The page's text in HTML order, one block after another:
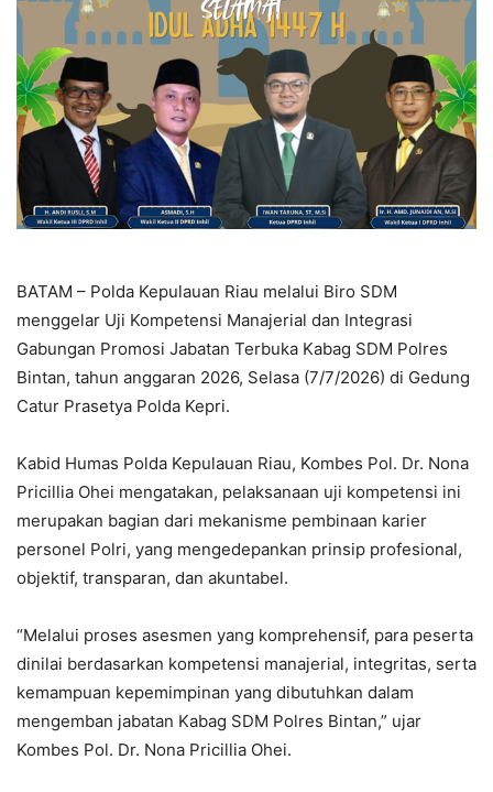
BATAM – Polda Kepulauan Riau melalui Biro SDM
menggelar Uji Kompetensi Manajerial dan Integrasi
Gabungan Promosi Jabatan Terbuka Kabag SDM Polres
Bintan, tahun anggaran 2026, Selasa (7/7/2026) di Gedung
Catur Prasetya Polda Kepri.
Kabid Humas Polda Kepulauan Riau, Kombes Pol. Dr. Nona
Pricillia Ohei mengatakan, pelaksanaan uji kompetensi ini
merupakan bagian dari mekanisme pembinaan karier
personel Polri, yang mengedepankan prinsip profesional,
objektif, transparan, dan akuntabel.
“Melalui proses asesmen yang komprehensif, para peserta
dinilai berdasarkan kompetensi manajerial, integritas, serta
kemampuan kepemimpinan yang dibutuhkan dalam
mengemban jabatan Kabag SDM Polres Bintan,” ujar
Kombes Pol. Dr. Nona Pricillia Ohei.